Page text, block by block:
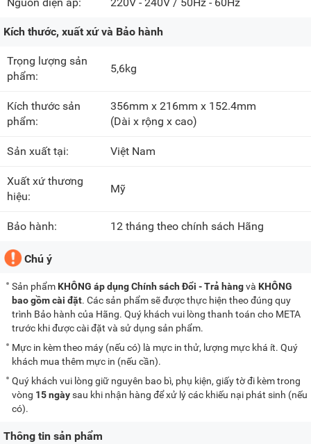
Kích thước, xuất xứ và Bảo hành
Trọng lượng sản
phẩm:
5,6kg
Kích thước sản
phẩm:
356mm x 216mm x 152.4mm
(Dài x rộng x cao)
Sản xuất tại: Việt Nam
Xuất xứ thương
hiệu:
Mỹ
Bảo hành: 12 tháng theo chính sách Hãng
Chú ý
Sản phẩm KHÔNG áp dụng Chính sách Đổi - Trả hàngvà KHÔNG
bao gồm cài đặt. Các sản phẩm sẽ được thực hiện theo đúng quy
trình Bảo hành của Hãng. Quý khách vui lòng thanh toán cho META
trước khi được cài đặt và sử dụng sản phẩm.
Mực in kèm theo máy (nếu có) là mực in thử, lượng mực khá ít. Quý
khách mua thêm mực in (nếu cần).
Quý khách vui lòng giữ nguyên bao bì, phụ kiện, giấy tờ đi kèm trong
vòng 15 ngàysau khi nhận hàng để xử lý các khiếu nại phát sinh (nếu
có).
Thông tin sản phẩm